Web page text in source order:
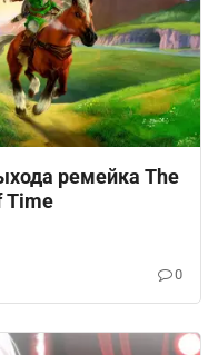
ремейка The
Time
0